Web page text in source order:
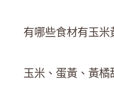
有哪些食材有玉米
玉米、蛋黃、黃橘